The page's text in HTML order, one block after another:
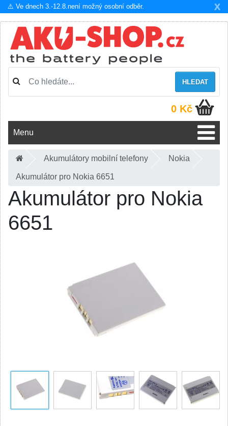
X
⚠️ Ve dnech 3.-12.8.není možný osobní odběr.
HLEDAT
0 Kč
Menu
Akumulátory mobilní telefony Nokia
Akumulátor pro Nokia 6651
Akumulátor pro Nokia
6651